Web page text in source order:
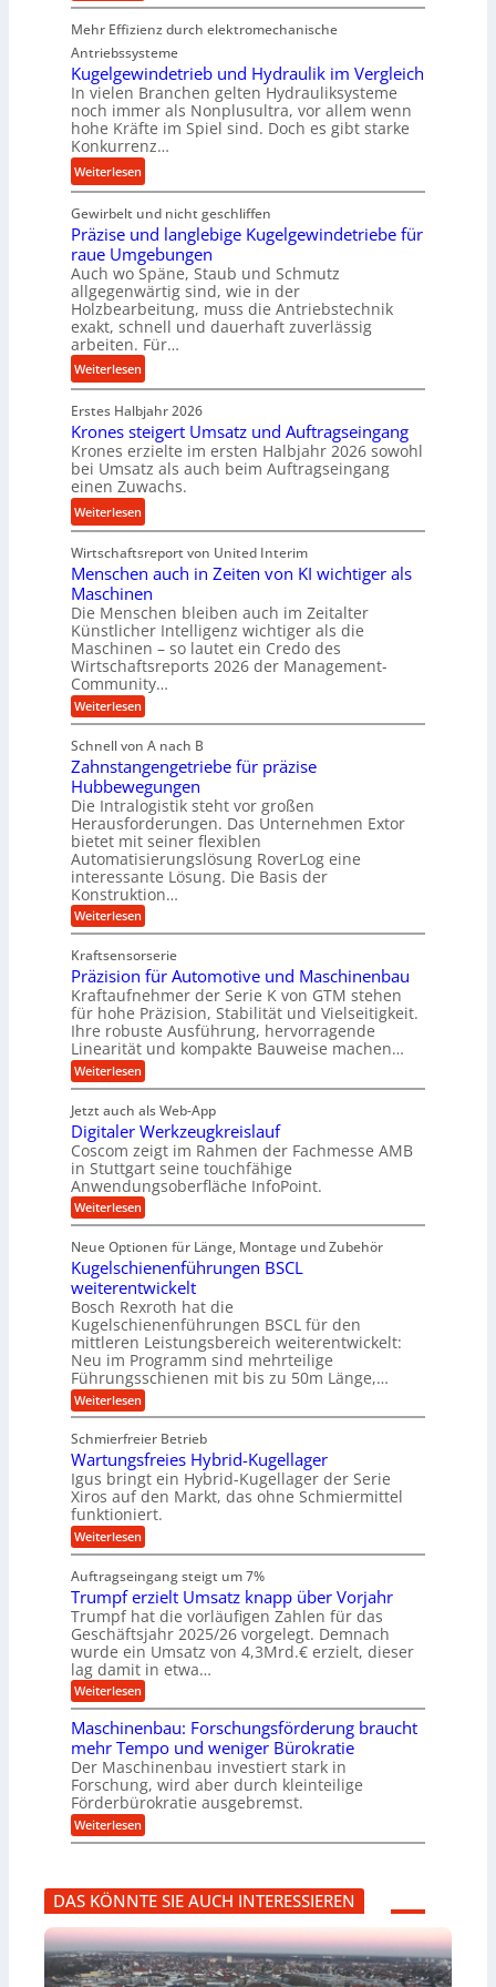
o
d
u
k
t
i
o
n
d
e
n
M
t
t
e
l
s
t
a
n
d
K
o
m
p
a
k
t
e
U
l
t
r
a
s
c
h
a
l
l
s
e
n
s
o
r
e
n
Mehr Effizienz durch elektromechanische
Antriebssysteme
Kugelgewindetrieb und Hydraulik im Vergleich
In vielen Branchen gelten Hydrauliksysteme
noch immer als Nonplusultra, vor allem wenn
hohe Kräfte im Spiel sind. Doch es gibt starke
Konkurrenz…
Weiterlesen:
K
u
g
e
l
g
e
w
i
n
e
r
i
b
u
n
d
H
y
d
r
a
u
k
i
m
V
e
r
g
l
c
h
Gewirbelt und nicht geschliffen
Präzise und langlebige Kugelgewindetriebe für
raue Umgebungen
Auch wo Späne, Staub und Schmutz
allgegenwärtig sind, wie in der
Holzbearbeitung, muss die Antriebstechnik
exakt, schnell und dauerhaft zuverlässig
arbeiten. Für…
Weiterlesen:
P
r
ä
z
i
s
e
u
n
d
l
a
n
g
l
e
b
i
g
e
K
u
g
e
l
g
e
w
n
d
e
t
r
i
e
b
e
f
ü
r
r
a
u
e
U
m
g
e
b
u
n
g
e
n
Erstes Halbjahr 2026
Krones steigert Umsatz und Auftragseingang
Krones erzielte im ersten Halbjahr 2026 sowohl
bei Umsatz als auch beim Auftragseingang
einen Zuwachs.
Weiterlesen:
K
r
o
n
e
s
s
t
e
i
g
e
r
t
U
m
s
a
t
z
u
n
d
A
u
f
t
a
g
s
e
i
n
g
a
n
g
Wirtschaftsreport von United Interim
Menschen auch in Zeiten von KI wichtiger als
Maschinen
Die Menschen bleiben auch im Zeitalter
Künstlicher Intelligenz wichtiger als die
Maschinen – so lautet ein Credo des
Wirtschaftsreports 2026 der Management-
Community…
Weiterlesen:
M
n
s
c
h
e
n
a
u
c
h
i
n
Z
e
e
n
v
o
n
K
I
w
i
c
h
t
i
g
e
a
l
s
M
a
s
c
h
i
n
e
n
Schnell von A nach B
Zahnstangengetriebe für präzise
Hubbewegungen
Die Intralogistik steht vor großen
Herausforderungen. Das Unternehmen Extor
bietet mit seiner flexiblen
Automatisierungslösung RoverLog eine
interessante Lösung. Die Basis der
Konstruktion…
Weiterlesen:
Z
h
n
s
t
a
n
g
e
n
e
t
r
i
e
b
e
f
r
p
r
ä
z
i
s
e
H
u
b
e
w
e
g
u
n
g
e
Kraftsensorserie
Präzision für Automotive und Maschinenbau
Kraftaufnehmer der Serie K von GTM stehen
für hohe Präzision, Stabilität und Vielseitigkeit.
Ihre robuste Ausführung, hervorragende
Linearität und kompakte Bauweise machen…
Weiterlesen:
P
ä
z
i
s
i
o
n
f
r
A
u
t
o
m
o
t
i
v
e
n
d
M
a
s
c
h
i
e
n
b
a
u
Jetzt auch als Web-App
Digitaler Werkzeugkreislauf
Coscom zeigt im Rahmen der Fachmesse AMB
in Stuttgart seine touchfähige
Anwendungsoberfläche InfoPoint.
Weiterlesen:
D
g
i
t
a
l
e
r
W
e
r
k
z
e
u
g
k
r
e
i
s
a
u
f
Neue Optionen für Länge, Montage und Zubehör
Kugelschienenführungen BSCL
weiterentwickelt
Bosch Rexroth hat die
Kugelschienenführungen BSCL für den
mittleren Leistungsbereich weiterentwickelt:
Neu im Programm sind mehrteilige
Führungsschienen mit bis zu 50m Länge,…
Weiterlesen:
K
g
e
l
s
c
h
i
e
e
n
f
ü
h
r
u
n
g
e
n
B
S
C
L
w
e
i
r
e
n
t
w
i
Schmierfreier Betrieb
Wartungsfreies Hybrid-Kugellager
Igus bringt ein Hybrid-Kugellager der Serie
Xiros auf den Markt, das ohne Schmiermittel
funktioniert.
Weiterlesen:
W
r
t
u
n
g
s
r
e
e
s
H
y
b
r
i
d
u
g
l
l
a
Auftragseingang steigt um 7%
Trumpf erzielt Umsatz knapp über Vorjahr
Trumpf hat die vorläufigen Zahlen für das
Geschäftsjahr 2025/26 vorgelegt. Demnach
wurde ein Umsatz von 4,3Mrd.€ erzielt, dieser
lag damit in etwa…
Weiterlesen:
T
u
m
p
f
e
r
z
i
t
U
s
a
t
Maschinenbau: Forschungsförderung braucht
mehr Tempo und weniger Bürokratie
Der Maschinenbau investiert stark in
Forschung, wird aber durch kleinteilige
Förderbürokratie ausgebremst.
Weiterlesen:
M
c
h
i
n
e
n
b
DAS KÖNNTE SIE AUCH INTERESSIEREN